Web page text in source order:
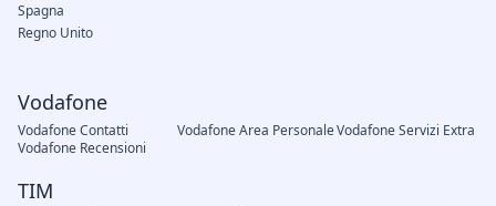
Vodafone
Vodafone Contatti Vodafone Area PersonaleVodafone Servizi Extra
Vodafone Recensioni
TIM
Spagna
Regno Unito